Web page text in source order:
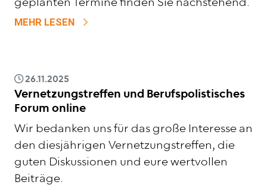
MEHR LESEN ZU ERGOTHERAPIE BEI RADIO SOL
26.11.2025
Vernetzungstreffen und Berufspolistisches
Forum online
Wir bedanken uns für das große Interesse an
den diesjährigen Vernetzungstreffen, die
guten Diskussionen und eure wertvollen
Beiträge.